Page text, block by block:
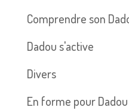
Comprendre son
Dadou s'active
Divers
En forme pour Dadou